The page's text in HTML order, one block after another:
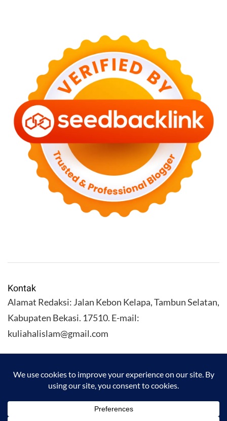
Kontak
Alamat Redaksi: Jalan Kebon Kelapa, Tambun Selatan,
Kabupaten Bekasi. 17510. E-mail:
kuliahalislam@gmail.com
KULIAHALISLAM.COM Copyright (C) 2026